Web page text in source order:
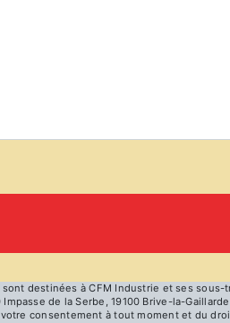
destinées à CFM Industrie et ses sous-
de la Serbe, 19100 Brive-la-Gaillarde
consentement à tout moment et du